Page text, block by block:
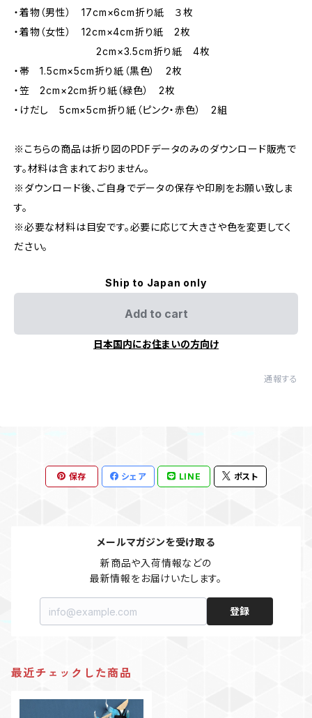
・着物（男性） 17cm×6cm折り紙 ３枚
・着物（女性） 12cm×4cm折り紙 2枚
2cm×3.5cm折り紙 4枚
・帯 1.5cm×5cm折り紙（黒色） 2枚
・笠 2cm×2cm折り紙（緑色） 2枚
・けだし 5cm×5cm折り紙（ピンク・赤色） 2組
※こちらの商品は折り図のPDFデータのみのダウンロード販売で
す。材料は含まれておりません。
※ダウンロード後、ご自身でデータの保存や印刷をお願い致しま
す。
※必要な材料は目安です。必要に応じて大きさや色を変更してく
ださい。
Ship to Japan only
Add to cart
日本国内にお住まいの方向け
通報する
保存 シェア LINE ポスト
メールマガジンを受け取る
新商品や入荷情報などの
最新情報をお届けいたします。
登録
最近チェックした商品